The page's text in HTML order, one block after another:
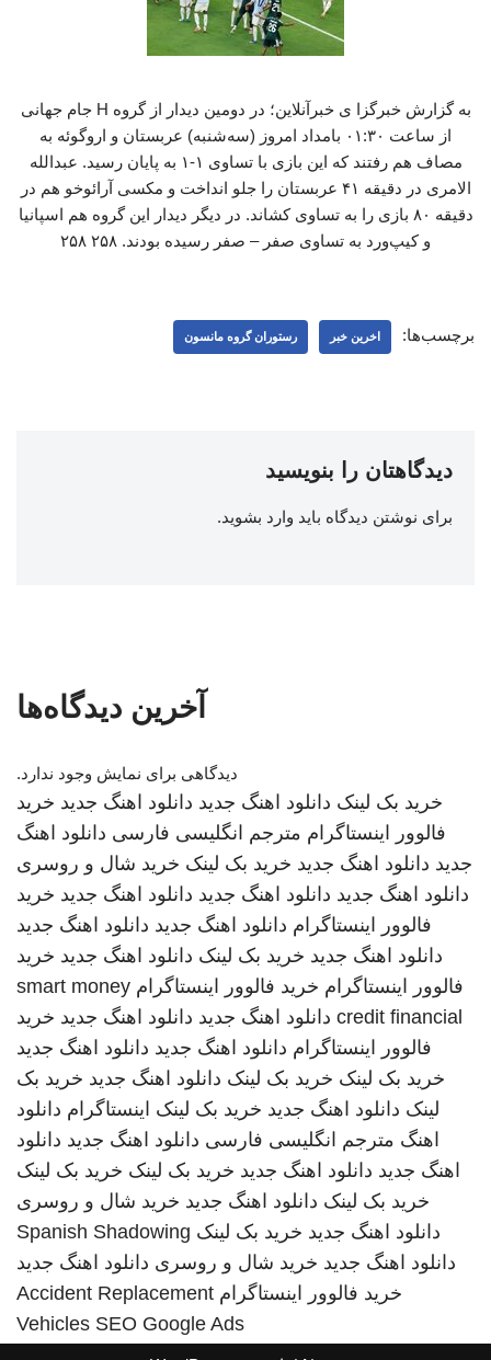
به گزارش خبرگزا ی خبرآنلاین؛ در دومین دیدار از گروه H جام جهانی
از ساعت ۰۱:۳۰ بامداد امروز (سه‌شنبه) عربستان و اروگوئه به
مصاف هم رفتند که این بازی با تساوی ۱-۱ به پایان رسید. عبدالله
الامری در دقیقه ۴۱ عربستان را جلو انداخت و مکسی آرائوخو هم در
دقیقه ۸۰ بازی را به تساوی کشاند. در دیگر دیدار این گروه هم اسپانیا
و کیپ‌ورد به تساوی صفر – صفر رسیده بودند. ۲۵۸ ۲۵۸
برچسب‌ها: اخرین خبر رستوران گروه مانسون
دیدگاهتان را بنویسید
برای نوشتن دیدگاه باید وارد بشوید.
آخرین دیدگاه‌ها
دیدگاهی برای نمایش وجود ندارد.
خرید بک لینک دانلود اهنگ جدید دانلود اهنگ جدید خرید
فالوور اینستاگرام مترجم انگلیسی فارسی دانلود اهنگ
جدید دانلود اهنگ جدید خرید بک لینک خرید شال و روسری
دانلود اهنگ جدید دانلود اهنگ جدید دانلود اهنگ جدید خرید
فالوور اینستاگرام دانلود اهنگ جدید دانلود اهنگ جدید
دانلود اهنگ جدید خرید بک لینک دانلود اهنگ جدید خرید
فالوور اینستاگرام خرید فالوور اینستاگرام smart money
credit financial دانلود اهنگ جدید دانلود اهنگ جدید خرید
فالوور اینستاگرام دانلود اهنگ جدید دانلود اهنگ جدید
خرید بک لینک خرید بک لینک دانلود اهنگ جدید خرید بک
لینک دانلود اهنگ جدید خرید بک لینک اینستاگرام دانلود
اهنگ مترجم انگلیسی فارسی دانلود اهنگ جدید دانلود
اهنگ جدید دانلود اهنگ جدید خرید بک لینک خرید بک لینک
خرید بک لینک دانلود اهنگ جدید خرید شال و روسری
دانلود اهنگ جدید خرید بک لینک Spanish Shadowing
دانلود اهنگ جدید خرید شال و روسری دانلود اهنگ جدید
خرید فالوور اینستاگرام Accident Replacement
Vehicles SEO Google Ads